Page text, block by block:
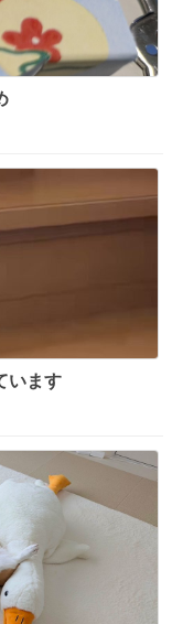
います